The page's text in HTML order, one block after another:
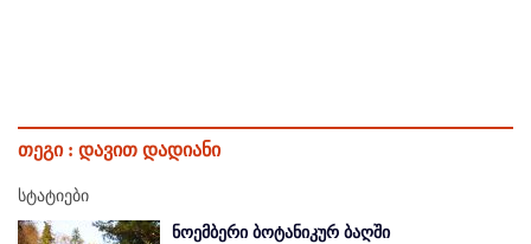
თეგი : დავით დადიანი
სტატიები
ნოემბერი ბოტანიკურ ბაღში